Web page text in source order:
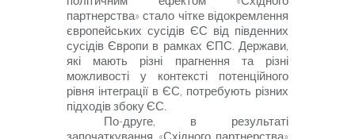
партнерства» стало чітке відокремлення
європейських сусідів ЄС від південних
сусідів Європи в рамках ЄПС. Держави,
які мають різні прагнення та різні
можливості у контексті потенційного
рівня інтеграції в ЄС, потребують різних
підходів збоку ЄС.
По-друге, в результаті
започаткування «Східного партнерства»